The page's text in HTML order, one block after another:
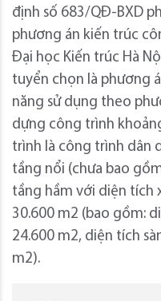
định số 683/QĐ-BXD
phương án kiến trúc
Đại học Kiến trúc Hà
tuyển chọn là phương
năng sử dụng theo
dựng công trình
trình là công trình dân
tầng nổi (chưa bao
tầng hầm với diện tích
30.600 m2 (bao gồm:
24.600 m2, diện tích
m2).